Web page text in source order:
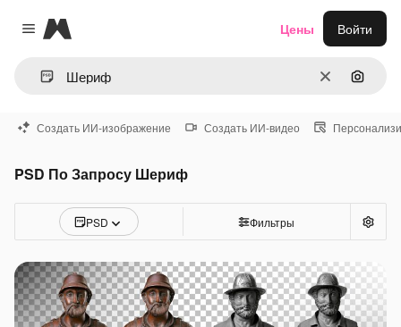
Close menu
Magnific
ОчиститьПоиск
Цены Войти
Создать ИИ-изображение Создать ИИ-видео
PSD По Запросу Шериф
PSD Фильтры